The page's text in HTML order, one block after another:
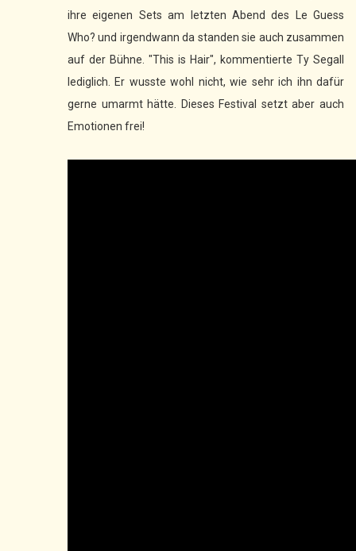
ihre eigenen Sets am letzten Abend des Le Guess
Who? und irgendwann da standen sie auch zusammen
auf der Bühne. "This is Hair", kommentierte Ty Segall
lediglich. Er wusste wohl nicht, wie sehr ich ihn dafür
gerne umarmt hätte. Dieses Festival setzt aber auch
Emotionen frei!